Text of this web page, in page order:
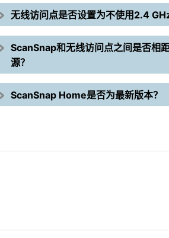
无线访问点是否设置为不使用2.4 GHz
ScanSnap和无线访问点之间是否相
源？
ScanSnap Home是否为最新版本？